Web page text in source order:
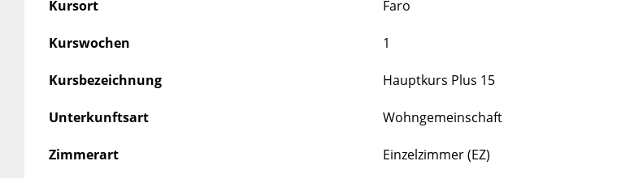
Kursort Faro
Kurswochen 1
Kursbezeichnung Hauptkurs Plus 15
Unterkunftsart Wohngemeinschaft
Zimmerart Einzelzimmer (EZ)